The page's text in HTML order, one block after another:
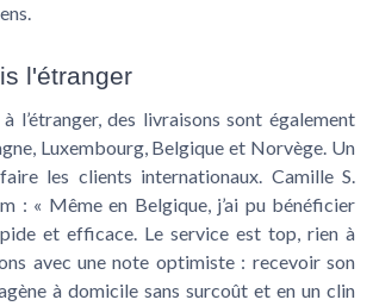
l'étranger
l’étranger, des livraisons sont également
Luxembourg, Belgique et Norvège. Un
les clients internationaux. Camille S.
: « Même en Belgique, j’ai pu bénéficier
et efficace. Le service est top, rien à
avec une note optimiste : recevoir son
à domicile sans surcoût et en un clin